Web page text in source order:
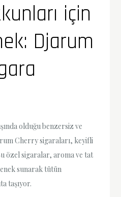
için
Djarum
olduğu benzersiz ve
Cherry sigaraları, keyifli
özel sigaralar, aroma ve tat
sunarak tütün
taşıyor.